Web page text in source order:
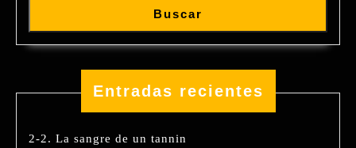
Buscar
Entradas recientes
2-2. La sangre de un tannin